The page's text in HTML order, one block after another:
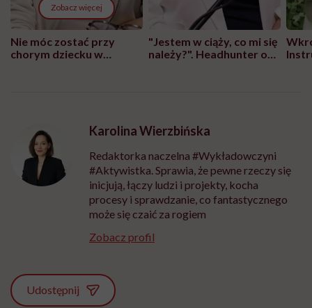
Zobacz więcej
Nie móc zostać przy
chorym dziecku w
"Jestem w ciąży, co mi się
należy?". Headhunter o
Karolina Wierzbińska
Redaktorka naczelna #Wykładowczyni
#Aktywistka. Sprawia, że pewne rzeczy się
inicjują, łączy ludzi i projekty, kocha
procesy i sprawdzanie, co fantastycznego
może się czaić za rogiem
Zobacz profil
Udostępnij